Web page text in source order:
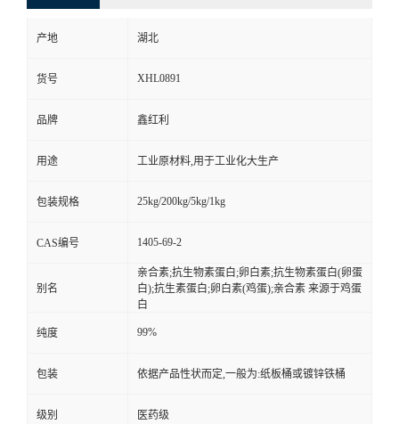
产地 湖北
货号 XHL0891
品牌 鑫红利
用途 工业原材料,用于工业化大生产
包装规格 25kg/200kg/5kg/1kg
CAS编号 1405-69-2
别名
亲合素;抗生物素蛋白;卵白素;抗生物素蛋白(卵蛋
白);抗生素蛋白;卵白素(鸡蛋);亲合素 来源于鸡蛋
白
纯度 99%
包装 依据产品性状而定,一般为:纸板桶或镀锌铁桶
级别 医药级